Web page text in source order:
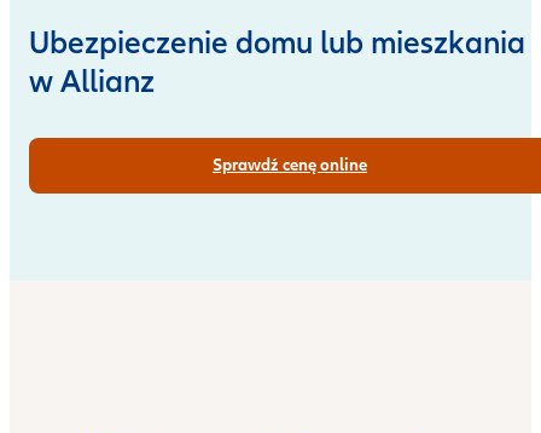
Ubezpieczenie domu lub mieszkania
w Allianz
Sprawdź cenę online